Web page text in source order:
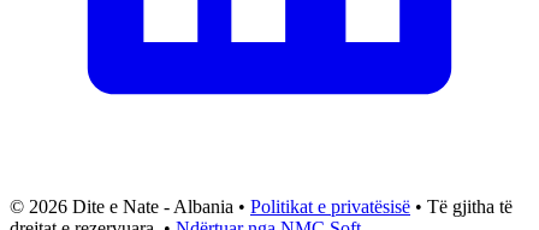
© 2026 Dite e Nate - Albania • Politikat e privatësisë • Të gjitha të